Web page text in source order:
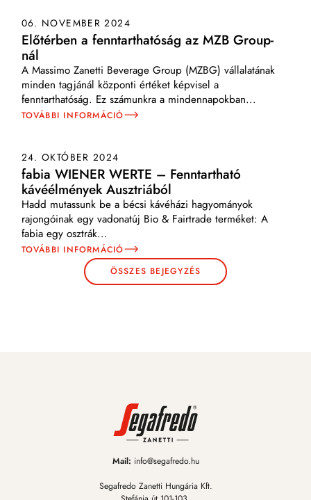
06. NOVEMBER 2024
Előtérben a fenntarthatóság az MZB Group-
nál
A Massimo Zanetti Beverage Group (MZBG) vállalatának
minden tagjánál központi értéket képvisel a
fenntarthatóság. Ez számunkra a mindennapokban...
TOVÁBBI INFORMÁCIÓ
24. OKTÓBER 2024
fabia WIENER WERTE – Fenntartható
kávéélmények Ausztriából
Hadd mutassunk be a bécsi kávéházi hagyományok
rajongóinak egy vadonatúj Bio & Fairtrade terméket: A
fabia egy osztrák...
TOVÁBBI INFORMÁCIÓ
ÖSSZES BEJEGYZÉS
Mail: info@segafredo.hu
Segafredo Zanetti Hungária Kft.